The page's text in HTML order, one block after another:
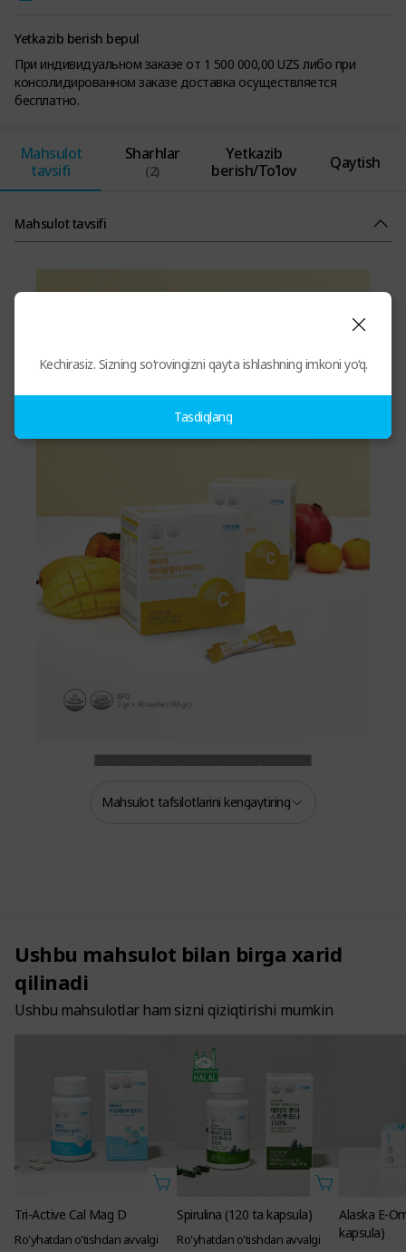
Yetkazib berish bepul
При индивидуальном заказе от 1 500 000,00 UZS либо при
консолидированном заказе доставка осуществляется
бесплатно.
Mahsulot
tavsifi
Sharhlar
(2)
Yetkazib
berish/To’lov
Qaytish
Mahsulot tavsifi
Mahsulot tafsilotlarini kengaytiring
Ushbu mahsulot bilan birga xarid
qilinadi
Ushbu mahsulotlar ham sizni qiziqtirishi mumkin
Tri-Active Cal Mag D
Ro'yhatdan o'tishdan avvalgi
Spirulina (120 ta kapsula)
Ro'yhatdan o'tishdan avvalgi
Alaska E-
kapsula)
Kechirasiz. Sizning so‘rovingizni qayta ishlashning imkoni yo‘q.
Tasdiqlang